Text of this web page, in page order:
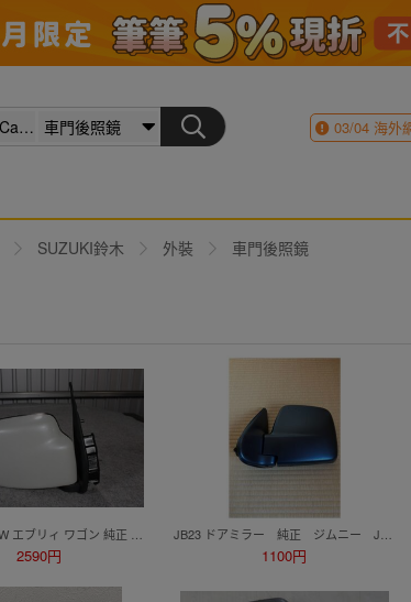
03/04海外
SUZUKI鈴木 外裝 車門後照鏡
2590円 1100円